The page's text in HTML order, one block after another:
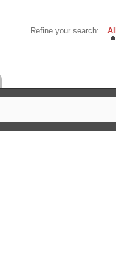
Refine your search: All